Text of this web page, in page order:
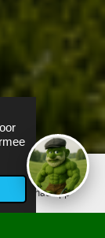
WhatsApp